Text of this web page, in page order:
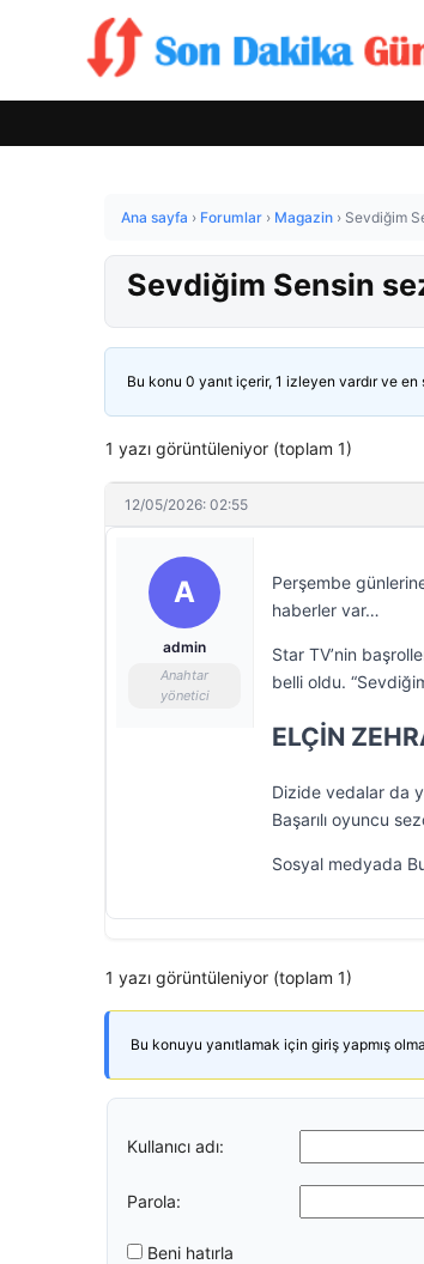
Ana sayfa › Forumlar › Magazin › Sevdiğim
Sevdiğim Sensin
Bu konu 0 yanıt içerir, 1 izleyen vardır ve en
1 yazı görüntüleniyor (toplam 1)
12/05/2026: 02:55
A
admin
Anahtar
yönetici
Perşembe
haberler var…
Star TV’nin
belli oldu.
ELÇİN
Dizide vedalar da
Başarılı oyuncu
Sosyal medyada
1 yazı görüntüleniyor (toplam 1)
Bu konuyu yanıtlamak için giriş yapmış
Kullanıcı adı:
Parola:
Beni hatırla